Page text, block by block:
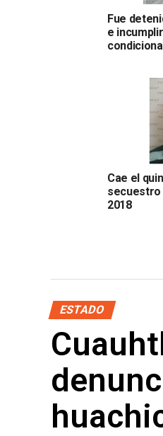
Fue
e
Cae el
secuestro
2018
ESTADO